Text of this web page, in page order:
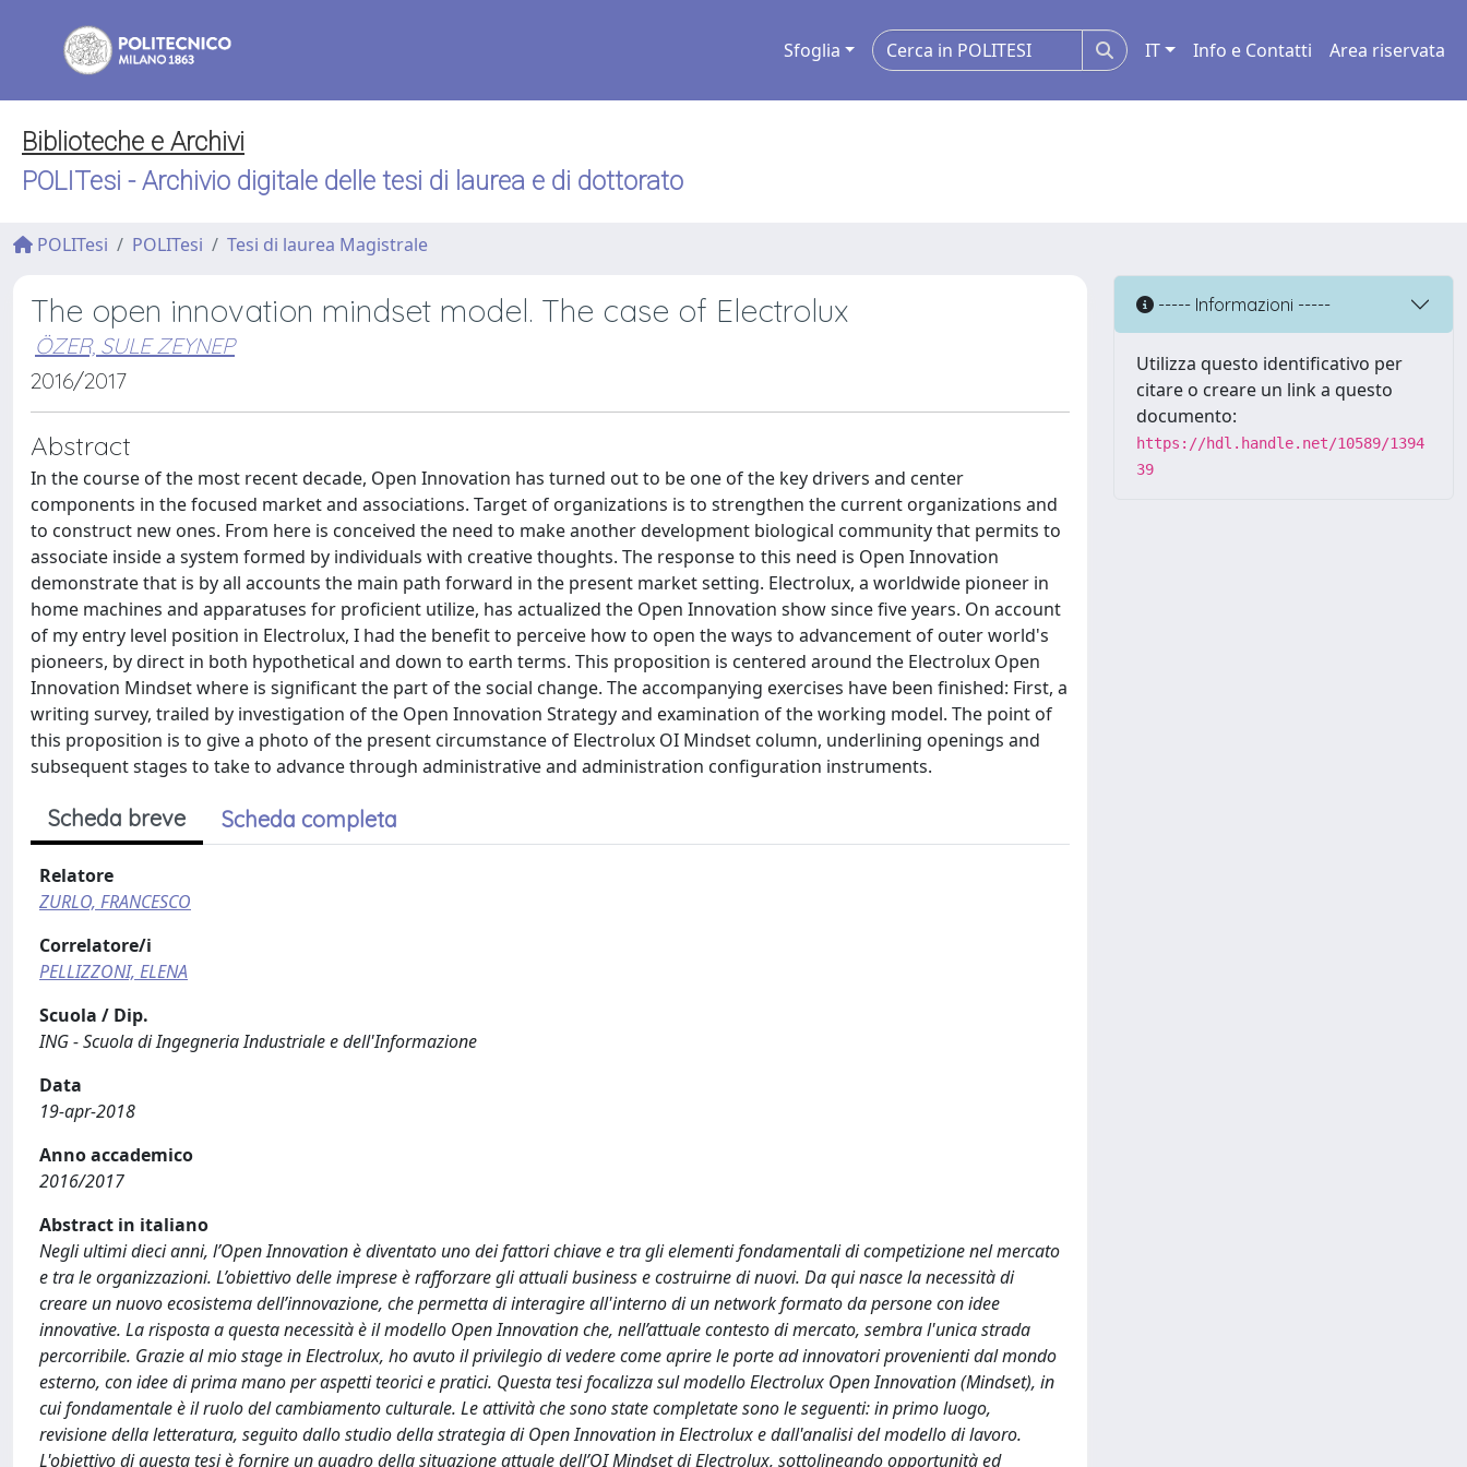
Sfoglia IT Info e Contatti Area riservata
Biblioteche e Archivi
POLITesi - Archivio digitale delle tesi di laurea e di dottorato
POLITesi POLITesi Tesi di laurea Magistrale
The open innovation mindset model. The case of Electrolux
ÖZER, SULE ZEYNEP
2016/2017
Abstract
In the course of the most recent decade, Open Innovation has turned out to be one of the key drivers and center
components in the focused market and associations. Target of organizations is to strengthen the current organizations and
to construct new ones. From here is conceived the need to make another development biological community that permits to
associate inside a system formed by individuals with creative thoughts. The response to this need is Open Innovation
demonstrate that is by all accounts the main path forward in the present market setting. Electrolux, a worldwide pioneer in
home machines and apparatuses for proficient utilize, has actualized the Open Innovation show since five years. On account
of my entry level position in Electrolux, I had the benefit to perceive how to open the ways to advancement of outer world's
pioneers, by direct in both hypothetical and down to earth terms. This proposition is centered around the Electrolux Open
Innovation Mindset where is significant the part of the social change. The accompanying exercises have been finished: First, a
writing survey, trailed by investigation of the Open Innovation Strategy and examination of the working model. The point of
this proposition is to give a photo of the present circumstance of Electrolux OI Mindset column, underlining openings and
subsequent stages to take to advance through administrative and administration configuration instruments.
Scheda breve Scheda completa
Relatore
ZURLO, FRANCESCO
Correlatore/i
PELLIZZONI, ELENA
Scuola / Dip.
ING - Scuola di Ingegneria Industriale e dell'Informazione
Data
19-apr-2018
Anno accademico
2016/2017
Abstract in italiano
Negli ultimi dieci anni, l’Open Innovation è diventato uno dei fattori chiave e tra gli elementi fondamentali di competizione nel mercato
e tra le organizzazioni. L’obiettivo delle imprese è rafforzare gli attuali business e costruirne di nuovi. Da qui nasce la necessità di
creare un nuovo ecosistema dell’innovazione, che permetta di interagire all'interno di un network formato da persone con idee
innovative. La risposta a questa necessità è il modello Open Innovation che, nell’attuale contesto di mercato, sembra l'unica strada
percorribile. Grazie al mio stage in Electrolux, ho avuto il privilegio di vedere come aprire le porte ad innovatori provenienti dal mondo
esterno, con idee di prima mano per aspetti teorici e pratici. Questa tesi focalizza sul modello Electrolux Open Innovation (Mindset), in
cui fondamentale è il ruolo del cambiamento culturale. Le attività che sono state completate sono le seguenti: in primo luogo,
revisione della letteratura, seguito dallo studio della strategia di Open Innovation in Electrolux e dall'analisi del modello di lavoro.
L'obiettivo di questa tesi è fornire un quadro della situazione attuale dell’OI Mindset di Electrolux, sottolineando opportunità ed
----- Informazioni -----
Utilizza questo identificativo per
citare o creare un link a questo
documento:
https://hdl.handle.net/10589/1394
39